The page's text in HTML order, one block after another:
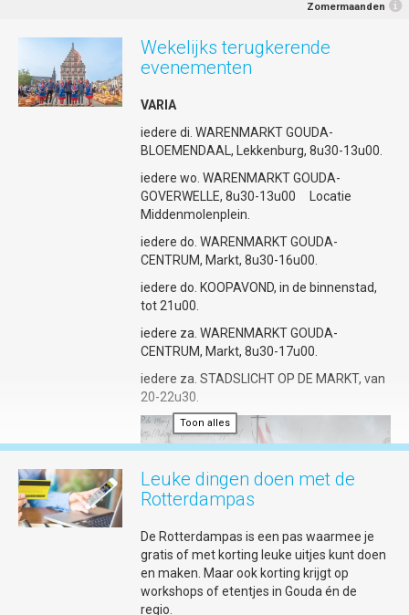
Foto © Lima Fotografie
historie
Een bijzonder slaapadres maakt een
weekend Gouda af. Nieuw is De Pastorie
met 14 smaakvolle, high-end
zes nachten) in de voormalige pastorie van
de Gouwekerk in Gouda. Of ga voor
deboutique style
van Relais & Châteaux
Weeshuis Gouda waar je overnacht in
dineert bij restaurant LIZZ dat recent een
Michelinster kreeg. Liever een knus huisje?
Kijk dan bij de cozy cottage van Baartje
Sanderserf; modern gemak en sfeer in een
hofje van barmhartigheid uit 1687. Tot slot:
op en top Gouds maak je een verblijf door
een stroopwafel- of kaassuite bij Best
Western Plus City Hotel Gouda te boeken.
Zomermaanden
Wekelijks terugkerende
evenementen
VARIA
iedere di. WARENMARKT GOUDA-
BLOEMENDAAL, Lekkenburg, 8u30-13u00.
iedere wo. WARENMARKT GOUDA-
GOVERWELLE, 8u30-13u00 Locatie
Middenmolenplein.
iedere do. WARENMARKT GOUDA-
CENTRUM, Markt, 8u30-16u00.
iedere do. KOOPAVOND, in de binnenstad,
tot 21u00.
iedere za. WARENMARKT GOUDA-
CENTRUM, Markt, 8u30-17u00.
iedere za. STADSLICHT OP DE MARKT, van
20-22u30.
Toon alles
Toon alles
Leuke dingen doen met de
Rotterdampas
De Rotterdampas is een pas waarmee je
gratis of met korting leuke uitjes kunt doen
en maken. Maar ook korting krijgt op
workshops of etentjes in Gouda én de
regio.